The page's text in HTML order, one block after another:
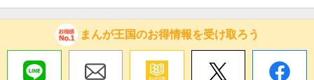
まんが王国のお得情報を受け取ろう